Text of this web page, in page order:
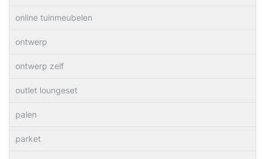
online tuinmeubelen
ontwerp
ontwerp zelf
outlet loungeset
palen
parket